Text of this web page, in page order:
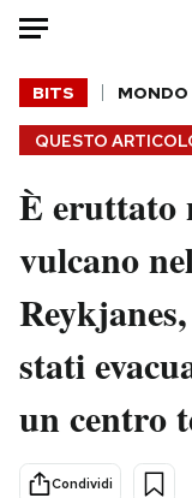
HOME
Italia
Politica
Tecnologia
Internet
Scienza
Cultura
Sport
QUESTO
BITS MONDO
È eruttato
vulcano
stati
un centro
Condividi